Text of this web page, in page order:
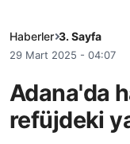
Haberler 3. Sayfa
29 Mart 2025 - 04:07
Adana'da
refüjdeki